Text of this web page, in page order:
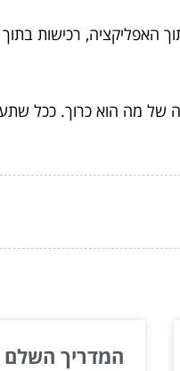
האפליקציה, רכישות בתוך
של מה הוא כרוך. ככל
המדריך